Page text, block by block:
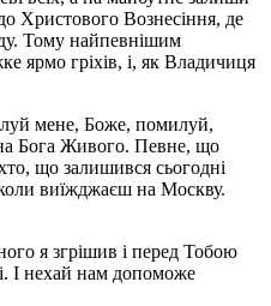
Христового Вознесіння, де
Тому найпевнішим
ярмо гріхів, і, як Владичиця
мене, Боже, помилуй,
Бога Живого. Певне, що
що залишився сьогодні
виїжджаєш на Москву.
я згрішив і перед Тобою
І нехай нам допоможе